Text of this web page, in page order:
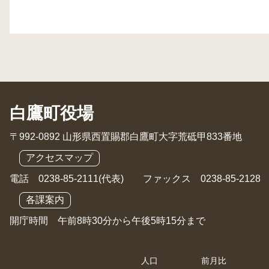
白鷹町役場
〒992-0892 山形県西置賜郡白鷹町大字荒砥甲833番地
アクセスマップ
電話 0238-85-2111(代表) ファックス 0238-85-2128
各課案内
開庁時間 午前8時30分から午後5時15分まで
人口 前月比